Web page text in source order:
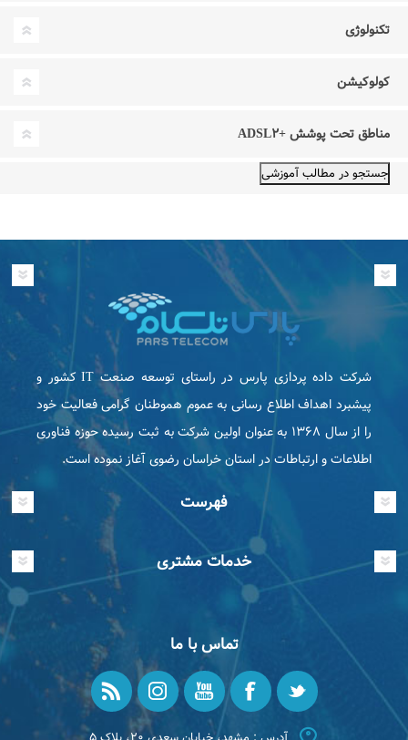
تکنولوژی
کولوکیشن
مناطق تحت پوشش +ADSL۲
شرکت داده پردازی پارس در راستای توسعه صنعت IT كشور و
پیشبرد اهداف اطلاع رسانی به عموم هموطنان گرامی فعاليت خود
را از سال ۱۳۶۸ به عنوان اولین شرکت به ثبت رسیده حوزه فناوری
اطلاعات و ارتباطات در استان خراسان رضوی آغاز نموده است.
فهرست
خدمات مشتری
تماس با ما